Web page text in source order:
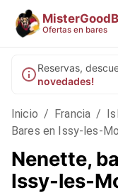
Ofertas en bares
Reservas,
novedades!
Inicio / Francia /
Bares en Issy-les-
Nenette,
Issy-les-